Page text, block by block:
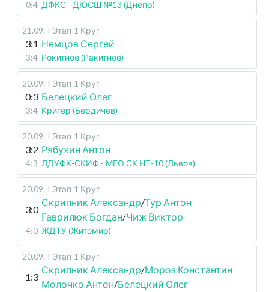
0:4 ДФКС - ДЮСШ №13 (Днепр)
21.09. I Этап 1 Круг
3:1 Немцов Сергей
3:4 Рокитное (Ракитное)
20.09. I Этап 1 Круг
0:3 Белецкий Олег
3:4 Кригер (Бердичев)
20.09. I Этап 1 Круг
3:2 Рябухин Антон
4:3 ЛДУФК-СКИФ - МГО СК НТ-10 (Львов)
20.09. I Этап 1 Круг
3:0
Скрипник Александр/Тур Антон
Гаврилюк Богдан/Чиж Виктор
4:0 ЖДТУ (Житомир)
20.09. I Этап 1 Круг
1:3
Скрипник Александр/Мороз Константин
Молочко Антон/Белецкий Олег